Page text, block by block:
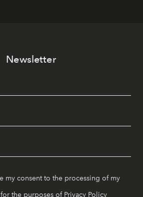
Newsletter
my consent to the processing of my
the purposes of Privacy Policy